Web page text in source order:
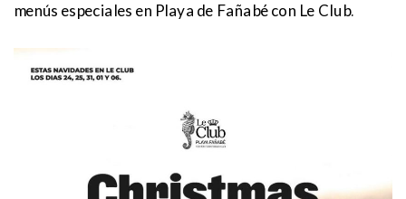
menús especiales en Playa de Fañabé con Le Club.